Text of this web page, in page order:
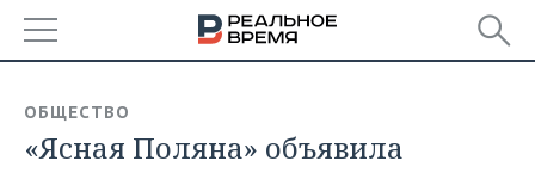
БАШКОРТОСТАН
НОВОСТИ
ОБЩЕСТВО
«Ясная Поляна» объявила